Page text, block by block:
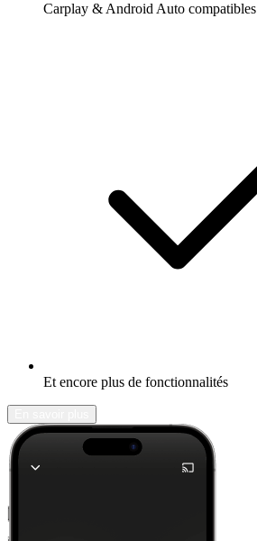
Carplay & Android Auto compatibles
Et encore plus de fonctionnalités